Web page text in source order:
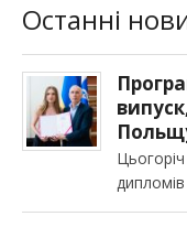
Останні